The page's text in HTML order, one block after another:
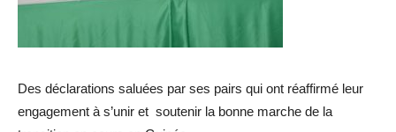
Des déclarations saluées par ses pairs qui ont réaffirmé leur
engagement à s’unir et soutenir la bonne marche de la